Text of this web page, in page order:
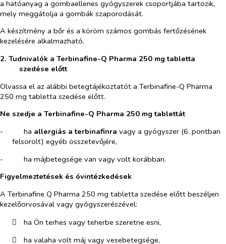
a hatóanyag a gombaellenes gyógyszerek csoportjába tartozik,
mely meggátolja a gombák szaporodását.
A készítmény a bőr és a köröm számos gombás fertőzésének
kezelésére alkalmazható.
2. Tudnivalók a Terbinafine-Q Pharma 250 mg tabletta
szedése előtt
Olvassa el az alábbi betegtájékoztatót a Terbinafine-Q Pharma
250 mg tabletta szedése előtt.
Ne szedje a Terbinafine-Q Pharma 250 mg tablettát
-​
ha allergiás a terbinafinra vagy a gyógyszer (6. pontban
felsorolt) egyéb összetevőjére,
-​
ha májbetegsége van vagy volt korábban.
Figyelmeztetések és óvintézkedések
A Terbinafine Q Pharma 250 mg tabletta szedése előtt beszéljen
kezelőorvosával vagy gyógyszerészével:
​
ha Ön terhes vagy teherbe szeretne esni,
​
ha valaha volt máj vagy vesebetegsége,